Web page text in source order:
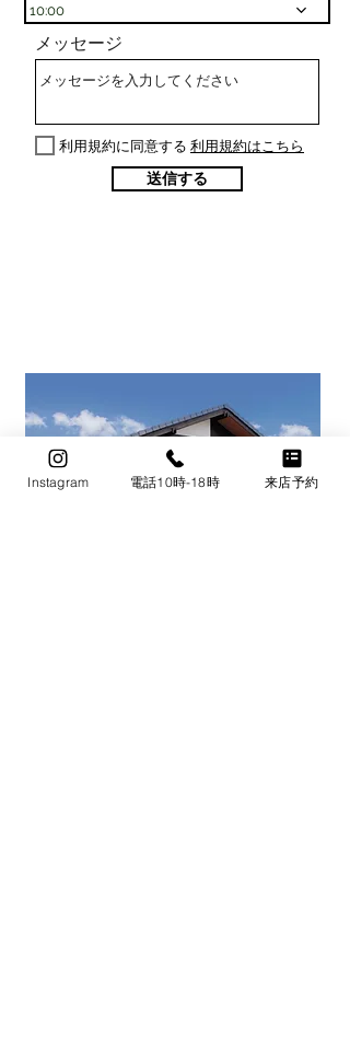
10:00
メッセージ
利用規約に同意する 利用規約はこちら
送信する
Instagram 電話10時-18時 来店予約